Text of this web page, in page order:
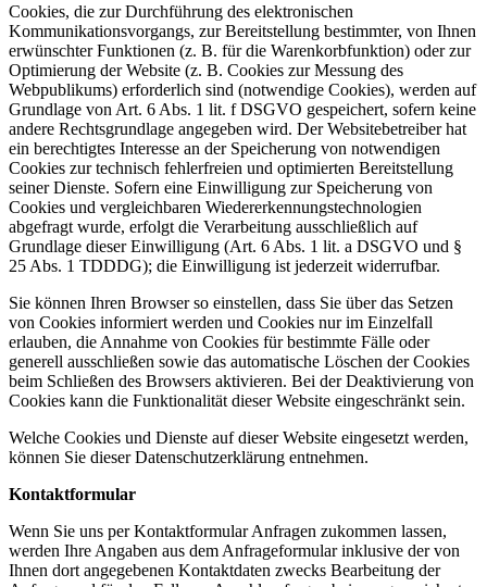
Cookies, die zur Durchführung des elektronischen
Kommunikationsvorgangs, zur Bereitstellung bestimmter, von Ihnen
erwünschter Funktionen (z. B. für die Warenkorbfunktion) oder zur
Optimierung der Website (z. B. Cookies zur Messung des
Webpublikums) erforderlich sind (notwendige Cookies), werden auf
Grundlage von Art. 6 Abs. 1 lit. f DSGVO gespeichert, sofern keine
andere Rechtsgrundlage angegeben wird. Der Websitebetreiber hat
ein berechtigtes Interesse an der Speicherung von notwendigen
Cookies zur technisch fehlerfreien und optimierten Bereitstellung
seiner Dienste. Sofern eine Einwilligung zur Speicherung von
Cookies und vergleichbaren Wiedererkennungstechnologien
abgefragt wurde, erfolgt die Verarbeitung ausschließlich auf
Grundlage dieser Einwilligung (Art. 6 Abs. 1 lit. a DSGVO und §
25 Abs. 1 TDDDG); die Einwilligung ist jederzeit widerrufbar.
Sie können Ihren Browser so einstellen, dass Sie über das Setzen
von Cookies informiert werden und Cookies nur im Einzelfall
erlauben, die Annahme von Cookies für bestimmte Fälle oder
generell ausschließen sowie das automatische Löschen der Cookies
beim Schließen des Browsers aktivieren. Bei der Deaktivierung von
Cookies kann die Funktionalität dieser Website eingeschränkt sein.
Welche Cookies und Dienste auf dieser Website eingesetzt werden,
können Sie dieser Datenschutzerklärung entnehmen.
Kontaktformular
Wenn Sie uns per Kontaktformular Anfragen zukommen lassen,
werden Ihre Angaben aus dem Anfrageformular inklusive der von
Ihnen dort angegebenen Kontaktdaten zwecks Bearbeitung der